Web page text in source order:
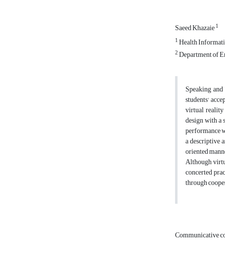
Saeed Khazaie1
1Health
2Department of
Speaking
students'
virtual reality
design with a
performance
a descriptive
oriented
Although
concerted
through
Communicative